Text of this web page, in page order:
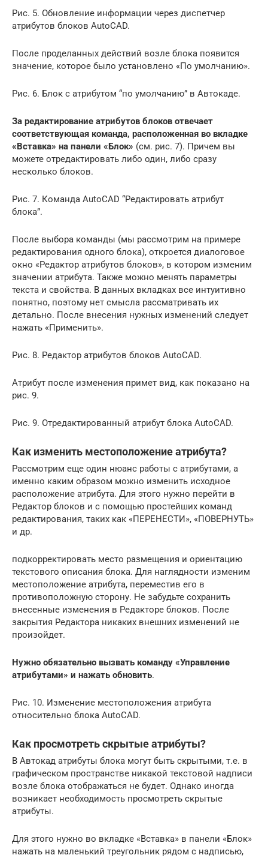
Рис. 5. Обновление информации через диспетчер
атрибутов блоков AutoCAD.
После проделанных действий возле блока появится
значение, которое было установлено «По умолчанию».
Рис. 6. Блок с атрибутом “по умолчанию” в Автокаде.
За редактирование атрибутов блоков отвечает
соответствующая команда, расположенная во вкладке
«Вставка» на панели «Блок» (см. рис. 7). Причем вы
можете отредактировать либо один, либо сразу
несколько блоков.
Рис. 7. Команда AutoCAD “Редактировать атрибут
блока”.
После выбора команды (мы рассмотрим на примере
редактирования одного блока), откроется диалоговое
окно «Редактор атрибутов блоков», в котором изменим
значении атрибута. Также можно менять параметры
текста и свойства. В данных вкладках все интуитивно
понятно, поэтому нет смысла рассматривать их
детально. После внесения нужных изменений следует
нажать «Применить».
Рис. 8. Редактор атрибутов блоков AutoCAD.
Атрибут после изменения примет вид, как показано на
рис. 9.
Рис. 9. Отредактированный атрибут блока AutoCAD.
Как изменить местоположение атрибута?
Рассмотрим еще один нюанс работы с атрибутами, а
именно каким образом можно изменить исходное
расположение атрибута. Для этого нужно перейти в
Редактор блоков и с помощью простейших команд
редактирования, таких как «ПЕРЕНЕСТИ», «ПОВЕРНУТЬ»
и др.
подкорректировать место размещения и ориентацию
текстового описания блока. Для наглядности изменим
местоположение атрибута, переместив его в
противоположную сторону. Не забудьте сохранить
внесенные изменения в Редакторе блоков. После
закрытия Редактора никаких внешних изменений не
произойдет.
Нужно обязательно вызвать команду «Управление
атрибутами» и нажать обновить.
Рис. 10. Изменение местоположения атрибута
относительно блока AutoCAD.
Как просмотреть скрытые атрибуты?
В Автокад атрибуты блока могут быть скрытыми, т.е. в
графическом пространстве никакой текстовой надписи
возле блока отображаться не будет. Однако иногда
возникает необходимость просмотреть скрытые
атрибуты.
Для этого нужно во вкладке «Вставка» в панели «Блок»
нажать на маленький треугольник рядом с надписью,